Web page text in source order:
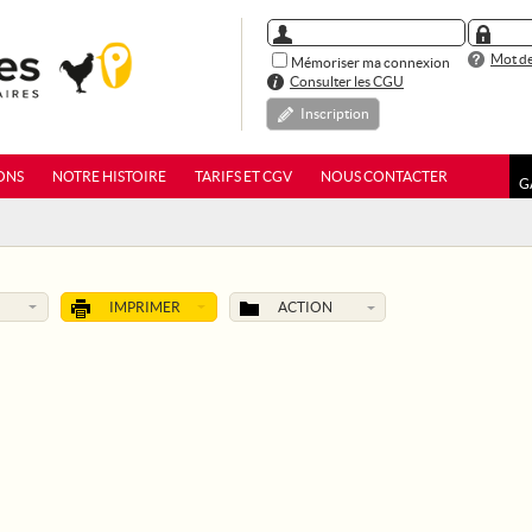
Mémoriser ma connexion
Mot
Consulter les CGU
Inscription
NOTRE HISTOIRE TARIFS ET CGV NOUS CONTACTER
IMPRIMER ACTION